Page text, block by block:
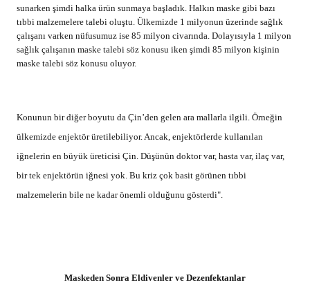
sunarken şimdi halka ürün sunmaya başladık. Halkın maske gibi bazı
tıbbi malzemelere talebi oluştu. Ülkemizde 1 milyonun üzerinde sağlık
çalışanı varken nüfusumuz ise 85 milyon civarında. Dolayısıyla 1 milyon
sağlık çalışanın maske talebi söz konusu iken şimdi 85 milyon kişinin
maske talebi söz konusu oluyor.
Konunun bir diğer boyutu da Çin’den gelen ara mallarla ilgili. Örneğin
ülkemizde enjektör üretilebiliyor. Ancak, enjektörlerde kullanılan
iğnelerin en büyük üreticisi Çin. Düşünün doktor var, hasta var, ilaç var,
bir tek enjektörün iğnesi yok. Bu kriz çok basit görünen tıbbi
malzemelerin bile ne kadar önemli olduğunu gösterdi".
Maskeden Sonra Eldivenler ve Dezenfektanlar